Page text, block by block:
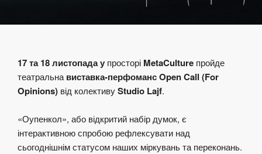
17 та 18 листопада у просторі MetaCulture пройде
театральна виставка-перфоманс Open Call (For
Opinions) від колективуStudio Lajf.
«Оупенкол», або відкритий набір думок, є
інтерактивною спробою рефлексувати над
сьогоднішнім статусом наших міркувань та переконань.